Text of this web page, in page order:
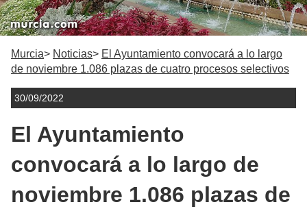
Murcia Noticias
El Ayuntamiento convocará a lo largo
de noviembre 1.086 plazas de cuatro procesos selectivos
30/09/2022
El Ayuntamiento
convocará a lo largo de
noviembre 1.086 plazas de